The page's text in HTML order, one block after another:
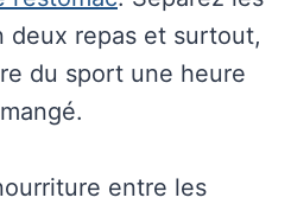
deux repas et surtout,
du sport une heure
entre les